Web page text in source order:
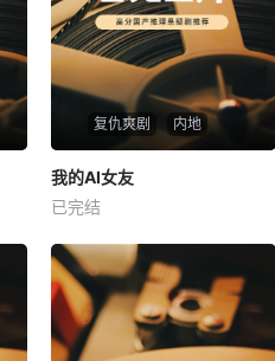
复仇爽剧 内地
我的AI女友
未知
我的AI女友
已完结